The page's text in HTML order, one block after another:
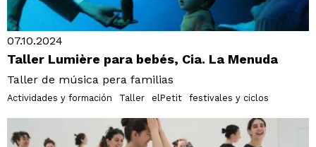
07.10.2024
Taller Lumière para bebés, Cia. La Menuda
Taller de música pera familias
Actividades y formación Taller elPetit festivales y ciclos